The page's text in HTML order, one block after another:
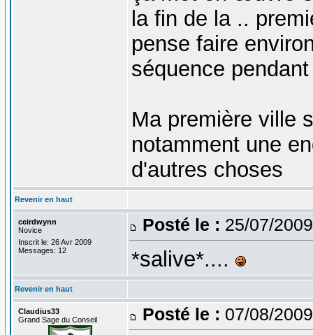
la fin de la ..
pense faire
séquence
Ma première ville
notamment une
d'autres choses
Revenir en haut
ceirdwynn
Novice
Inscrit le: 26 Avr 2009
Messages: 12
Posté le : 25/07/
*salive*....
Revenir en haut
Claudius33
Grand Sage du Conseil
Posté le : 07/08/